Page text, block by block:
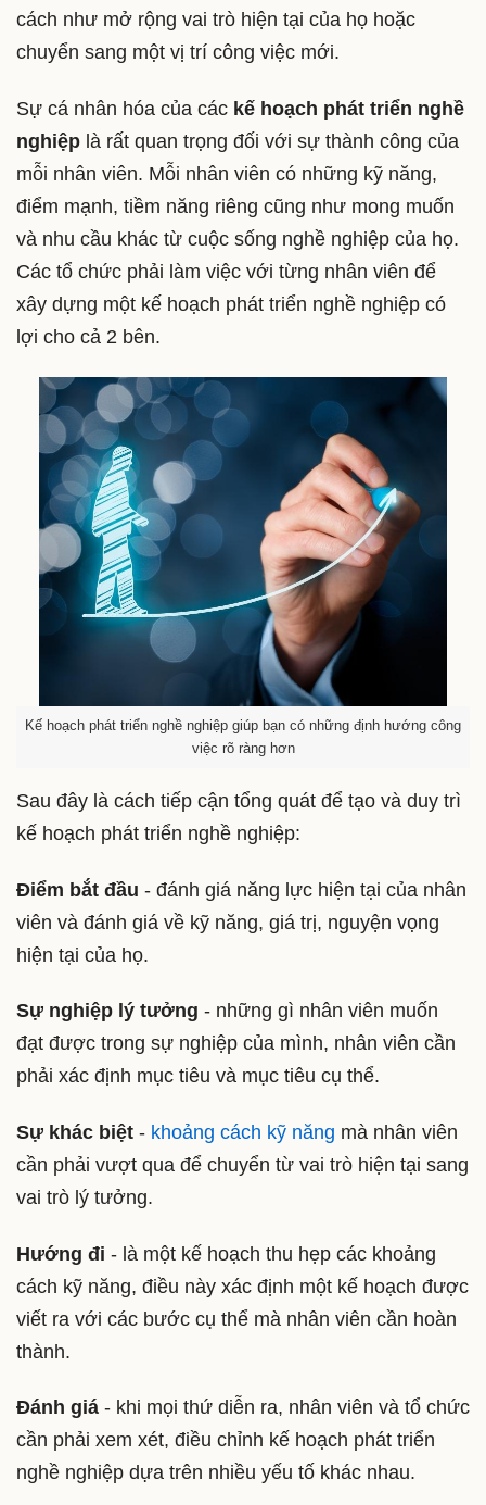
cách như mở rộng vai trò hiện tại của họ hoặc
chuyển sang một vị trí công việc mới.
Sự cá nhân hóa của các kế hoạch phát triển nghề
nghiệp là rất quan trọng đối với sự thành công của
mỗi nhân viên. Mỗi nhân viên có những kỹ năng,
điểm mạnh, tiềm năng riêng cũng như mong muốn
và nhu cầu khác từ cuộc sống nghề nghiệp của họ.
Các tổ chức phải làm việc với từng nhân viên để
xây dựng một kế hoạch phát triển nghề nghiệp có
lợi cho cả 2 bên.
Kế hoạch phát triển nghề nghiệp giúp bạn có những định hướng công
việc rõ ràng hơn
Sau đây là cách tiếp cận tổng quát để tạo và duy trì
kế hoạch phát triển nghề nghiệp:
Điểm bắt đầu - đánh giá năng lực hiện tại của nhân
viên và đánh giá về kỹ năng, giá trị, nguyện vọng
hiện tại của họ.
Sự nghiệp lý tưởng - những gì nhân viên muốn
đạt được trong sự nghiệp của mình, nhân viên cần
phải xác định mục tiêu và mục tiêu cụ thể.
Sự khác biệt - khoảng cách kỹ năng mà nhân viên
cần phải vượt qua để chuyển từ vai trò hiện tại sang
vai trò lý tưởng.
Hướng đi - là một kế hoạch thu hẹp các khoảng
cách kỹ năng, điều này xác định một kế hoạch được
viết ra với các bước cụ thể mà nhân viên cần hoàn
thành.
Đánh giá - khi mọi thứ diễn ra, nhân viên và tổ chức
cần phải xem xét, điều chỉnh kế hoạch phát triển
nghề nghiệp dựa trên nhiều yếu tố khác nhau.